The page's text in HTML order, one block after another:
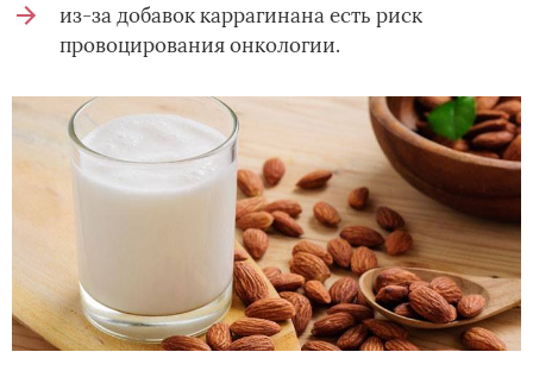
из-за добавок каррагинана есть риск
провоцирования онкологии.